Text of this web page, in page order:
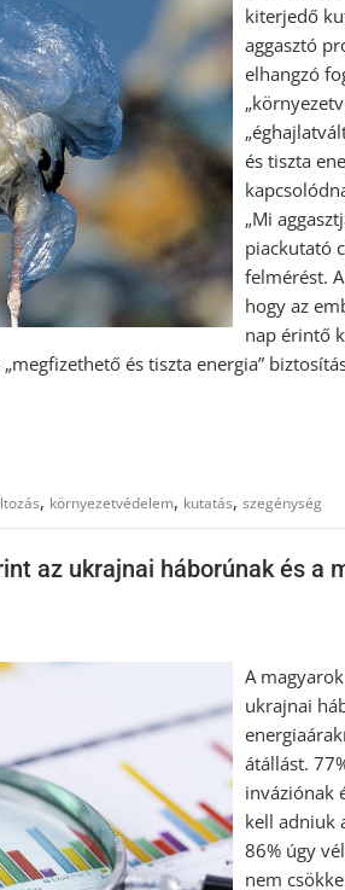
kiterjedő
aggasztó
elhangzó
és tiszta
„Mi
piackutató
felmérést.
hogy az
nap érintő
és tiszta energia”
, környezetvédelem, kutatás, szegénység
az ukrajnai háborúnak és a
A
ukrajnai
átállást.
inváziónak
kell adniuk
86% úgy
nem